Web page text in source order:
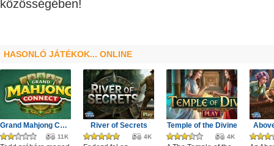
közösségében!
HASONLÓ JÁTÉKOK... ONLINE
Grand Mahjong Connect
11K
River of Secrets
4K
Temple of the Divine
4K